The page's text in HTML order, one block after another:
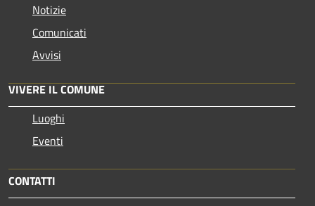
Notizie
Comunicati
Avvisi
VIVERE IL COMUNE
Luoghi
Eventi
CONTATTI